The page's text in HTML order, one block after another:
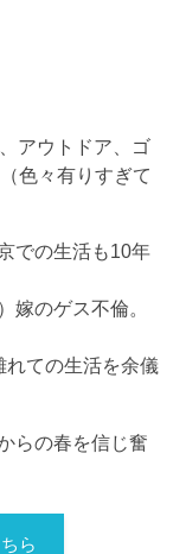
アウトドア、ゴ
色々有りすぎて
での生活も10年
嫁のゲス不倫。
れての生活を余儀
らの春を信じ奮
ら